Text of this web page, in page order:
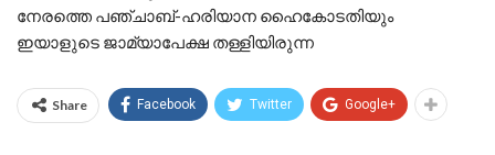
നേരത്തെ പഞ്ചാബ്-ഹരിയാന ഹൈകോടതിയും
ഇയാളുടെ ജാമ്യാപേക്ഷ തള്ളിയിരുന്ന
Share Facebook Twitter Google+